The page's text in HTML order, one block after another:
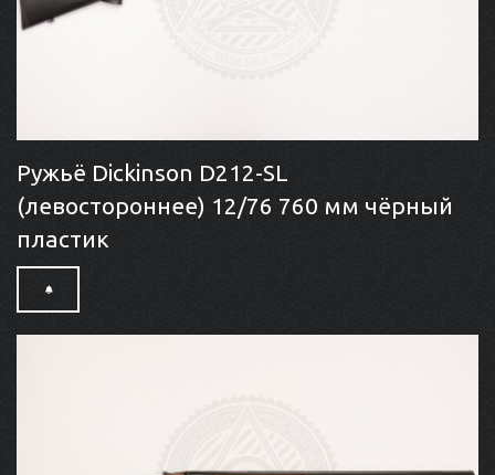
Ружьё Dickinson D212-SL
(левостороннее) 12/76 760 мм чёрный
пластик